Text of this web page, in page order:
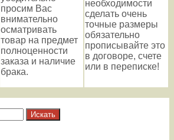
просим Вас
внимательно
осматривать
товар на предмет
полноценности
заказа и наличие
брака.
необходимости
сделать очень
точные размеры
обязательно
прописывайте это
в договоре, счете
или в переписке!